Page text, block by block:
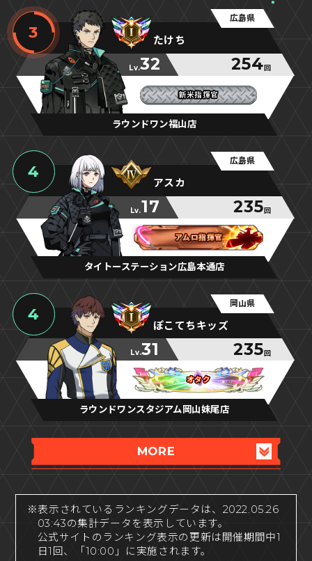
3
広島県
たけち
Lv.32 254 回
新米指揮官
新米指揮官
新米指揮官
ラウンドワン福山店
4
広島県
アスカ
Lv.17 235 回
アムロ指揮官
アムロ指揮官
アムロ指揮官
タイトーステーション広島本通店
4
岡山県
ぽこてちキッズ
Lv.31 235 回
オタク
オタク
オタク
ラウンドワンスタジアム岡山妹尾店
MORE
※表示されているランキングデータは、2022.05.26
03:43の集計データを表示しています。
公式サイトのランキング表示の更新は開催期間中1
日1回、「10:00」に実施されます。